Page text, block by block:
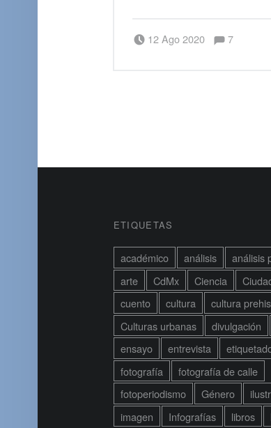
12 Ago 2020 Escrito por:
Berenice Alianza Comentarios:
7
BARRA LATERAL DEL PIE DE PÁGINA
ETIQUETAS
académico análisis
análisis
arte
CdMx Ciencia
cuento
cultura
cultura
Culturas urbanas
divulgación
ensayo
entrevista
fotografía
fotografía de calle
fotoperiodismo
Género
imagen
Infografías libros